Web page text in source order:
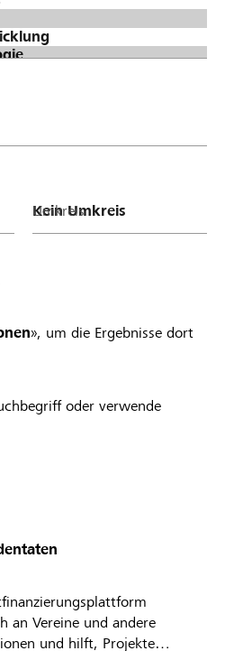
Umkreis
», um die Ergebnisse dort
oder verwende
an Vereine und andere
und hilft, Projekte